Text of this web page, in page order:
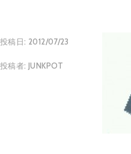
投稿日: 2012/07/23
投稿者: JUNKPOT